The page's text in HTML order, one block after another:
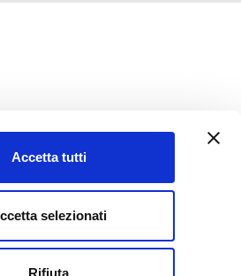
Accetta tutti
selezionati
Rifiuta